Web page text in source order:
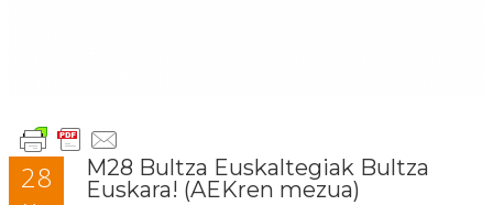
28
M28 Bultza Euskaltegiak Bultza
Euskara! (AEKren mezua)